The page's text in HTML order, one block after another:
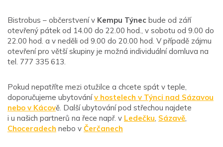
Bistrobus – občerstvení v Kempu Týnec bude od září
otevřený pátek od 14.00 do 22.00 hod., v sobotu od 9.00 do
22.00 hod. a v neděli od 9.00 do 20.00 hod. V případě zájmu
otevření pro větší skupiny je možná individuální domluva na
tel. 777 335 613.
Pokud nepatříte mezi otužilce a chcete spát v teple,
doporučujeme ubytovánív hostelech v Týnci nad Sázavou
nebo v Kácově. Další ubytování pod střechou najdete
i u našich partnerů na řece např. v Ledečku, Sázavě,
Choceradech nebo v Čerčanech